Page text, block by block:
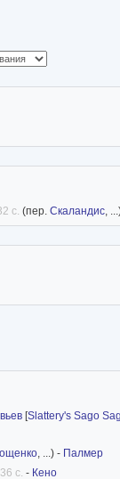
с. (пер. Скаландис,
[Slattery's Sago
, ...) - Палмер
с. - Кено